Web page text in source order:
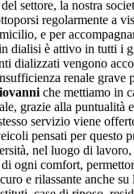
settore, la nostra
regolarmente a
e per
dialisi è attivo in tutti i
dializzati vengono
renale grave
che mettiamo in
grazie alla
servizio viene
pensati per questo
nel luogo di
comfort,
e rilassante anche